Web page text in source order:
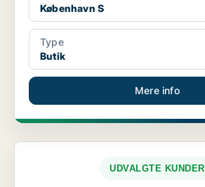
København S
Type
Butik
Mere info
UDVALGTE KUNDER